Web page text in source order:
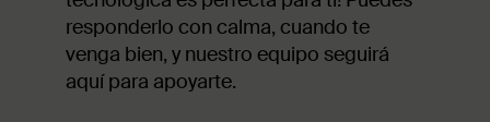
responderlo con calma, cuando te
venga bien, y nuestro equipo seguirá
aquí para apoyarte.